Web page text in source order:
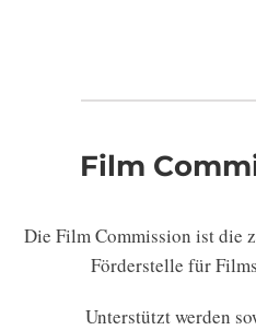
Film
Die Film Commission ist die
Förderstelle für
Unterstützt werden